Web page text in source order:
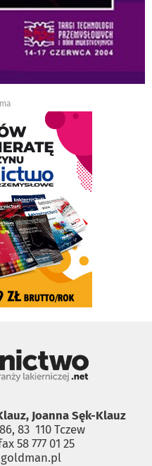
Joanna Sęk-Klauz
83 ­ 110 Tczew
58 777 01 25